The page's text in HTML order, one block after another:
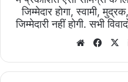
जिम्मेदार होगा, स्वामी,
जिम्मेदारी नहीं होगी. सभी
Website